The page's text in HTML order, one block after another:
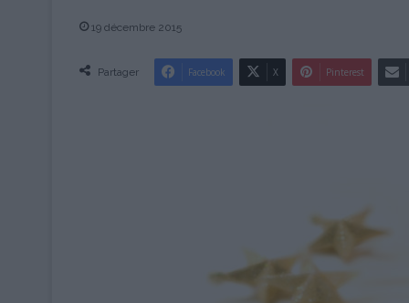
19 décembre 2015
Partager Facebook X Pinterest